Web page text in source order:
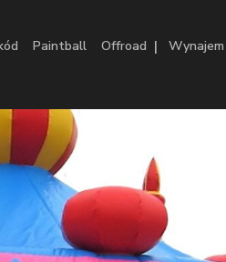
Paintball Offroad |